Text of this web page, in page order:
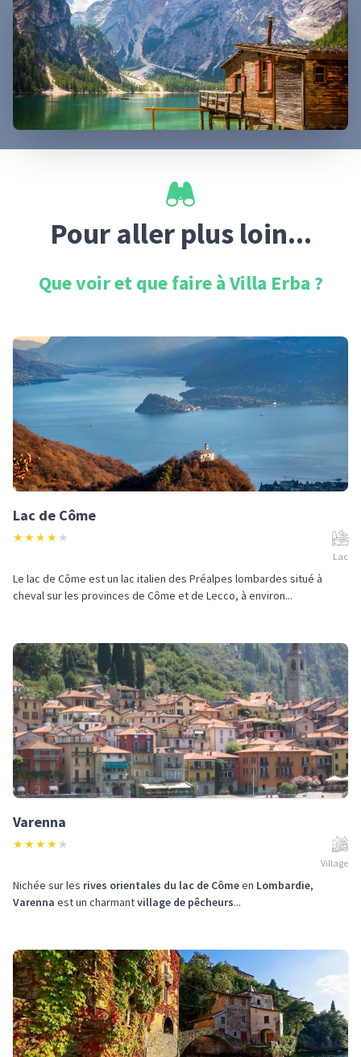
Pour aller plus loin...
Que voir et que faire àVilla Erba ?
Lac de Côme
★★★★ ★
Lac
Le lac de Côme est un lac italien des Préalpes lombardes situé à
cheval sur les provinces de Côme et de Lecco, à environ...
Varenna
★★★★ ★
Village
Nichée sur les rives orientales du lac de Cômeen Lombardie,
Varenna est un charmantvillage de pêcheurs...